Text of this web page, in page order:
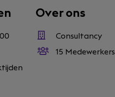
Over ons
Consultancy
15 Medewerkers